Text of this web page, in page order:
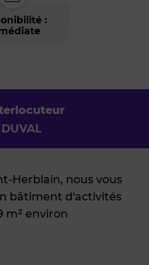
:
Herblain, nous vous
bâtiment d'activités
m² environ